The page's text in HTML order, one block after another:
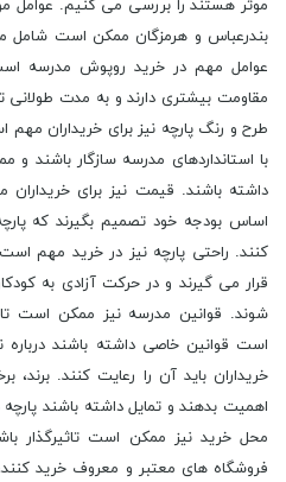
موثر هستند را بررسی می کنیم. عوامل
بندرعباس و هرمزگان ممکن است شامل
عوامل مهم در خرید روپوش مدرسه
مقاومت بیشتری دارند و به مدت
طرح و رنگ پارچه نیز برای خریداران
با استانداردهای مدرسه سازگار باشند
داشته باشند. قیمت نیز برای
اساس بودجه خود تصمیم بگیرند که
کنند. راحتی پارچه نیز در خرید مهم
قرار می گیرند و در حرکت آزادی به
شوند. قوانین مدرسه نیز ممکن است
است قوانین خاصی داشته باشند
خریداران باید آن را رعایت کنند.
اهمیت بدهند و تمایل داشته باشند
محل خرید نیز ممکن است تاثیرگذار
فروشگاه های معتبر و معروف خرید